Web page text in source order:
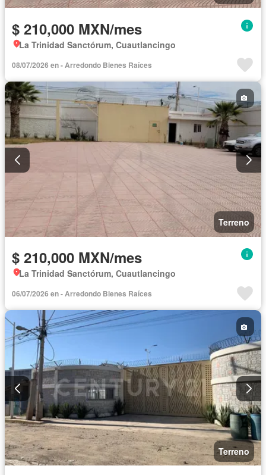
$ 210,000 MXN/mes
La Trinidad Sanctórum, Cuautlancingo
08/07/2026 en - Arredondo Bienes Raíces
Terreno
$ 210,000 MXN/mes
La Trinidad Sanctórum, Cuautlancingo
06/07/2026 en - Arredondo Bienes Raíces
Terreno